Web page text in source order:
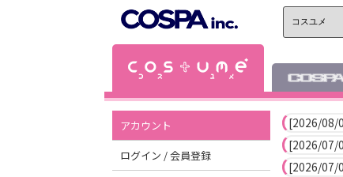
アカウント
ログイン / 会員登録
[2026/08/
[2026/07/
[2026/07/